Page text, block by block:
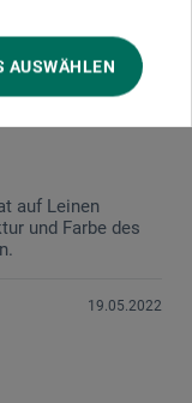
AUSWÄHLEN
21.12.2024
auf Leinen
und Farbe des
19.05.2022